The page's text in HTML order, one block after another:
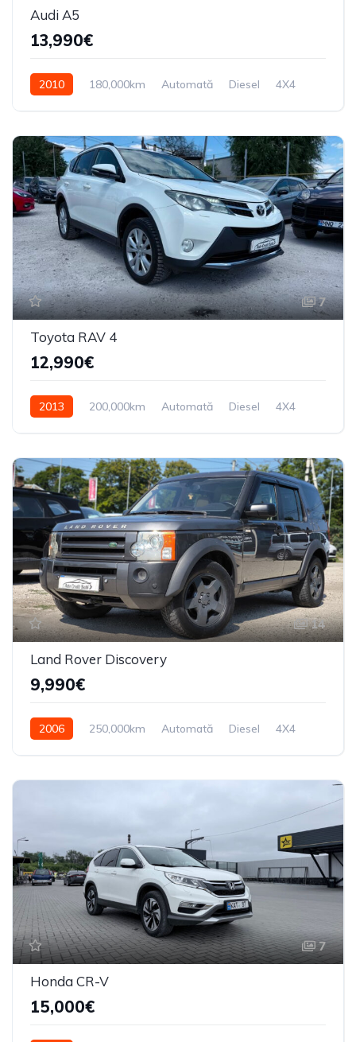
Audi A5
13,990€
2010 180,000km Automată Diesel 4X4
7
Toyota RAV 4
12,990€
2013 200,000km Automată Diesel 4X4
14
Land Rover Discovery
9,990€
2006 250,000km Automată Diesel 4X4
7
Honda CR-V
15,000€